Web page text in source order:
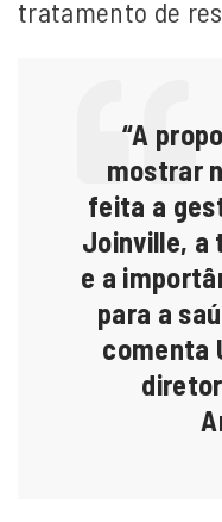
tratamento de
“A
mostrar
feita a
Joinville, a
e a
para a
comenta